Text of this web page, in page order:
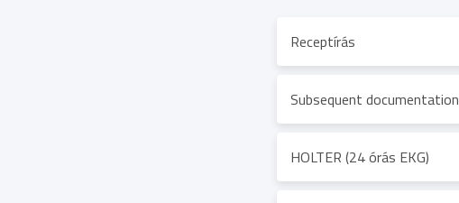
Receptírás
Subsequent documentation
HOLTER (24 órás EKG)